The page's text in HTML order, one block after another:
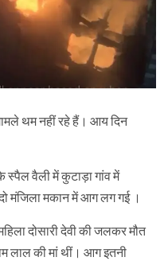
थम नहीं रहे हैं। आय दिन
स्पैल वैली में कुटाड़ा गांव में
मंजिला मकान में आग लग गई ।
दोसारी देवी की जलकर मौत
लाल की मां थीं। आग इतनी